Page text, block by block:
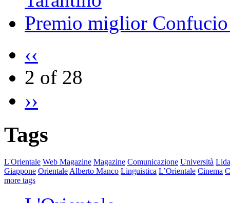
Premio miglior
‹‹
2 of 28
››
Tags
L'Orientale Web Magazine Magazine Comunicazione Università
Giappone Orientale Alberto Manco Linguistica L’Orientale Cinema
more tags